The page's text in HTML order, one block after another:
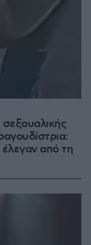
έλεγαν από τη